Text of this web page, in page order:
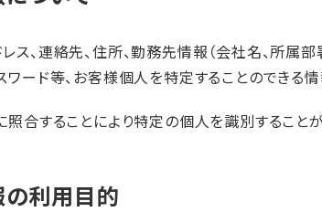
ス、連絡先、住所、勤務先情報（会社名、所
ワード等、お客様個人を特定することのできる
照合することにより特定の個人を識別すること
利用目的